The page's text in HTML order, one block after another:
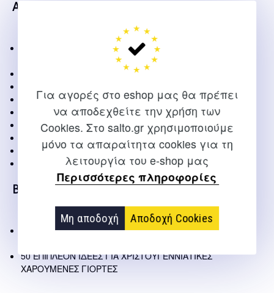
Για αγορές στο eshop μας θα πρέπει
να αποδεχθείτε την χρήση των
Cookies. Στο salto.gr χρησιμοποιούμε
μόνο τα απαραίτητα cookies για τη
λειτουργία του e-shop μας
Περισσότερες πληροφορίες
Μη αποδοχή Αποδοχή Cookies
Α’ ΜΕΡΟΣ
ΤΑΞΙΔΕΥΟΝΤΑΣ ΣΤΑ ΜΟΝΟΠΑΤΙΑ ΤΗΣ ΑΥΛΑΙΑΣ ΤΩΝ
10 ΒΑΣΙΚΑ ΒΗΜΑΤΑ ΓΙΑ Μ ΙΑ ΑΛΛΙΩΤΙΚΗ ΠΑΡΑΣΤΑΣΗ
ΑΠΟ ΤΟ ΠΑΙΧΝΙΔΙ ΣΤΗ ΠΑΡΑΣΤΑΣΗ
ΣΚΗΝΟΘΕΤΩ, ΣΚΗΝΟΘΕΤΕΙΣ
ΤΑ ΤΕΧΝΙΚΑ ΜΥΣΤΙΚΑ ΓΙΑ ΜΙΑ ΚΑΛΗ ΠΑΡΑΣΤΑΣΗ
ΟΙ ΠΡΟΒΕΣ… ΕΝΑ ΤΑΞΙΔΙ ΑΛΛΙΩΤΙΚΟ
ΠΡΙΝ ΑΠΟ ΤΗΝ ΠΑΡΑΣΤΑΣΗ
Β’ ΜΕΡΟΣ
ΜΟΥΣΙΚΟΚΙΝΗΤΙΚΑ ΚΑΙ ΧΟΡΟΘΕΑΤΡΙΚΑ
50 ΕΠΙΠΛΕΟΝ ΙΔΕΕΣ ΓΙΑ ΧΡΙΣΤΟΥΓΕΝΝΙΑΤΙΚΕΣ
ΧΑΡΟΥΜΕΝΕΣ ΓΙΟΡΤΕΣ